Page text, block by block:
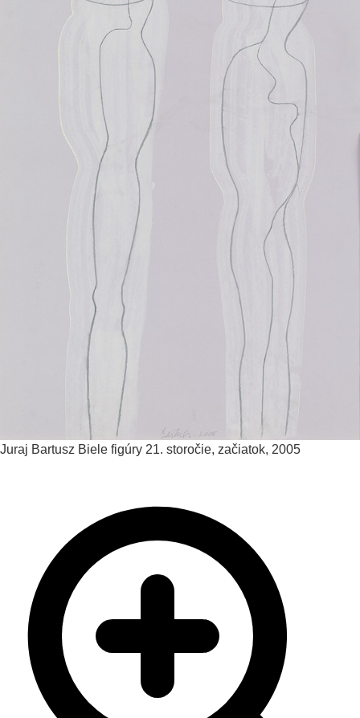
Juraj Bartusz Biele figúry 21. storočie, začiatok, 2005